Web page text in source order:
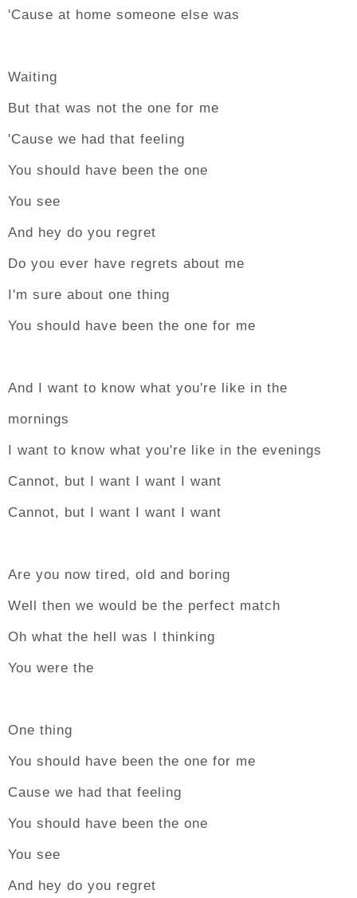
'Cause at home someone else was
Waiting
But that was not the one for me
'Cause we had that feeling
You should have been the one
You see
And hey do you regret
Do you ever have regrets about me
I'm sure about one thing
You should have been the one for me
And I want to know what you're like in the
mornings
I want to know what you're like in the evenings
Cannot, but I want I want I want
Cannot, but I want I want I want
Are you now tired, old and boring
Well then we would be the perfect match
Oh what the hell was I thinking
You were the
One thing
You should have been the one for me
Cause we had that feeling
You should have been the one
You see
And hey do you regret